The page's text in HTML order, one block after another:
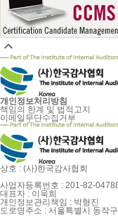

개인정보처리방침
책임의 한계 및 법적고지
이메일무단수집거부
상호 : (사)한국감사협회
사업자등록번호 : 201-82-
대표자 : 이욱희
개인정보관리책임 : 박형진
도로명주소 : 서울특별시 동작